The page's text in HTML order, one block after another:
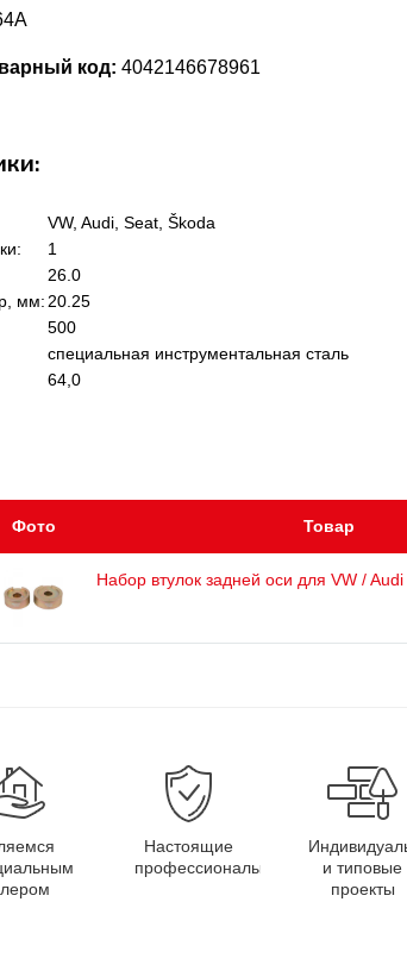
код: 4042146678961
VW, Audi, Seat, Škoda
1
26.0
мм:20.25
500
специальная инструментальная сталь
64,0
Фото Товар
Набор втулок задней оси для VW /
Настоящие
профессионалы
и типовые
проекты